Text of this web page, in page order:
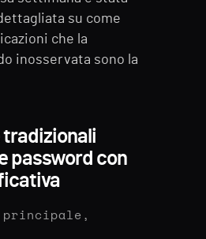
su come
che la
inosservata sono la
tradizionali
password con
principale,